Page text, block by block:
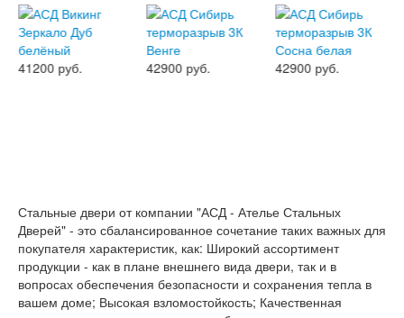
Мегаполис
Мегаполис ГЛ
Неоклассика Про
Серия Нео
Серия Симпл
Серия Синди
Серия Скай
Серия Стефани
Серия Уно
41200 руб. 42900 руб. 42900 руб.
Стальные двери от компании "АСД - Ателье Стальных
Дверей" - это сбалансированное сочетание таких важных для
покупателя характеристик, как: Широкий ассортимент
продукции - как в плане внешнего вида двери, так и в
вопросах обеспечения безопасности и сохранения тепла в
вашем доме; Высокая взломостойкость; Качественная